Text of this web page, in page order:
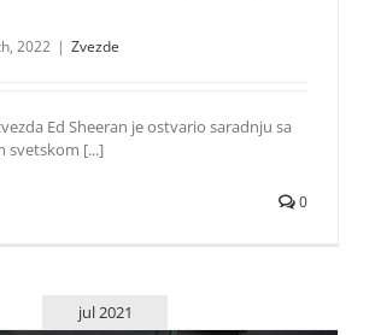
2022 | Zvezde
Ed Sheeran je ostvario saradnju sa
svetskom [...]
0
jul 2021